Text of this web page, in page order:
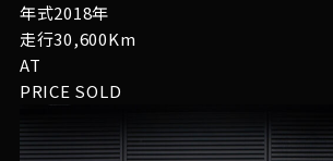
年式2018年
走行30,600Km
AT
PRICE SOLD